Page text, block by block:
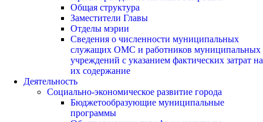
Общая структура
Заместители Главы
Отделы мэрии
Сведения о численности муниципальных
служащих ОМС и работников муниципальных
учреждений с указанием фактических затрат на
их содержание
Деятельность
Социально-экономическое развитие города
Бюджетообразующие муниципальные
программы